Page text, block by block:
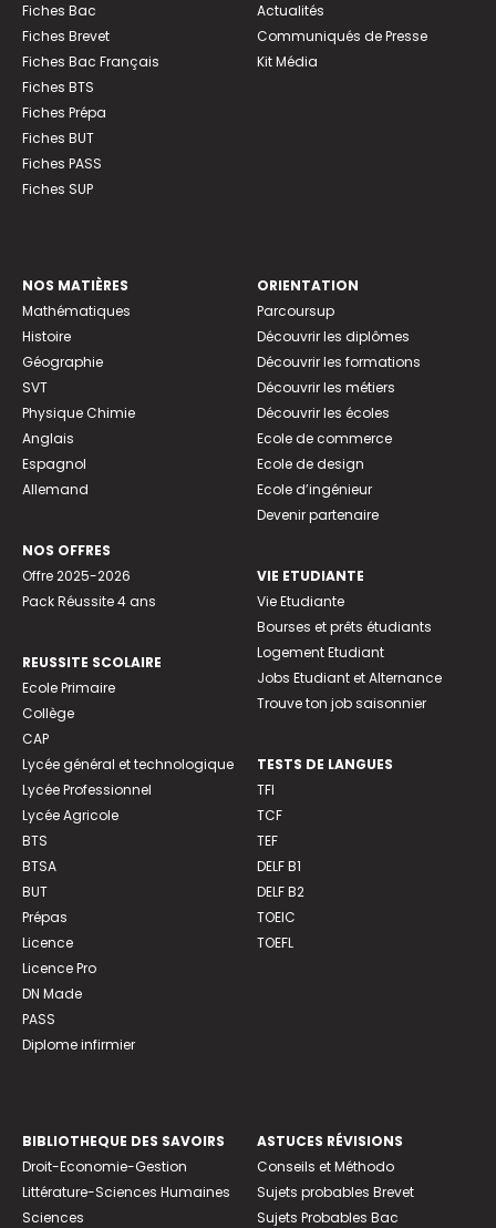
Fiches Bac
Fiches Brevet
Fiches Bac Français
Fiches BTS
Fiches Prépa
Fiches BUT
Fiches PASS
Fiches SUP
Actualités
Communiqués de Presse
Kit Média
NOS MATIÈRES
Mathématiques
Histoire
Géographie
SVT
Physique Chimie
Anglais
Espagnol
Allemand
NOS OFFRES
Offre 2025-2026
Pack Réussite 4 ans
REUSSITE SCOLAIRE
Ecole Primaire
Collège
CAP
Lycée général et technologique
Lycée Professionnel
Lycée Agricole
BTS
BTSA
BUT
Prépas
Licence
Licence Pro
DN Made
PASS
Diplome infirmier
ORIENTATION
Parcoursup
Découvrir les diplômes
Découvrir les formations
Découvrir les métiers
Découvrir les écoles
Ecole de commerce
Ecole de design
Ecole d’ingénieur
Devenir partenaire
VIE ETUDIANTE
Vie Etudiante
Bourses et prêts étudiants
Logement Etudiant
Jobs Etudiant et Alternance
Trouve ton job saisonnier
TESTS DE LANGUES
TFI
TCF
TEF
DELF B1
DELF B2
TOEIC
TOEFL
BIBLIOTHEQUE DES SAVOIRS
Droit-Economie-Gestion
Littérature-Sciences Humaines
Sciences
ASTUCES RÉVISIONS
Conseils et Méthodo
Sujets probables Brevet
Sujets Probables Bac